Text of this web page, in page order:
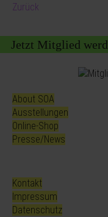
Zurück
Jetzt Mitglied
About SOA
Ausstellungen
Online-Shop
Presse/News
Kontakt
Impressum
Datenschutz